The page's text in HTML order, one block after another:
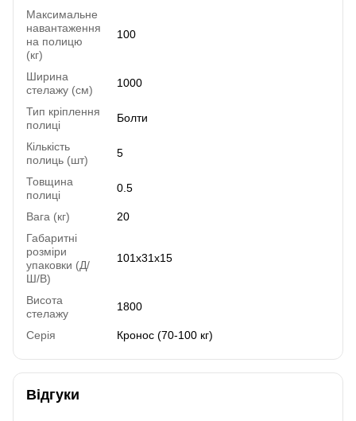
Максимальне
навантаження
на полицю
(кг)
100
Ширина
стелажу (см)
1000
Тип кріплення
полиці
Болти
Кількість
полиць (шт)
5
Товщина
полиці
0.5
Вага (кг)
20
Габаритні
розміри
упаковки (Д/
Ш/В)
101х31х15
Висота
стелажу
1800
Серія Кронос (70-100 кг)
Відгуки